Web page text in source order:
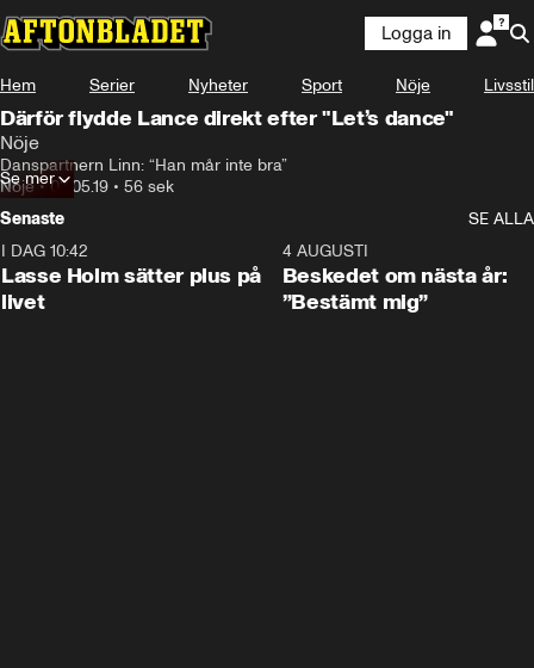
Logga in
Hem Serier Nyheter Sport Nöje Livsstil
Därför flydde Lance direkt efter "Let’s dance"
Nöje
Danspartnern Linn: “Han mår inte bra”
Nöje•03.05.19 • 56 sek
Se mer
Senaste
SE ALLA
I DAG 10:42
Lasse Holm sätter plus på
livet
4 AUGUSTI
Beskedet om nästa år:
”Bestämt mig”